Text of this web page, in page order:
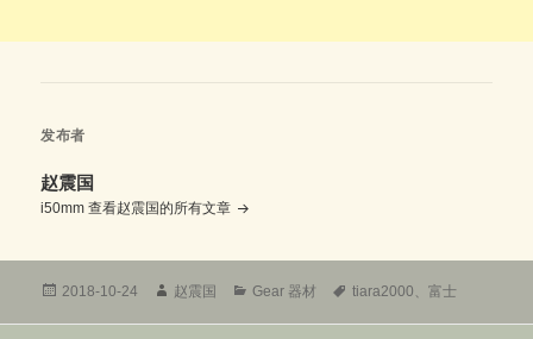
发布者
赵震国
i50mm查看赵震国的所有文章
发
2018-10-24
作
赵震国
分
Gear 器材
标
tiara2000 、富士